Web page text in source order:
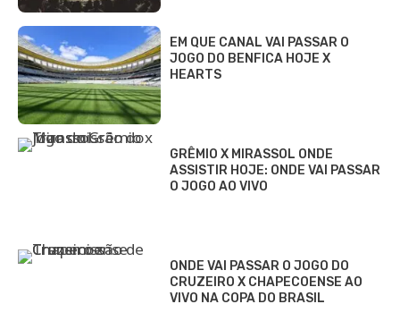
EM QUE CANAL VAI PASSAR O
JOGO DO BENFICA HOJE X
HEARTS
GRÊMIO X MIRASSOL ONDE
ASSISTIR HOJE: ONDE VAI PASSAR
O JOGO AO VIVO
ONDE VAI PASSAR O JOGO DO
CRUZEIRO X CHAPECOENSE AO
VIVO NA COPA DO BRASIL